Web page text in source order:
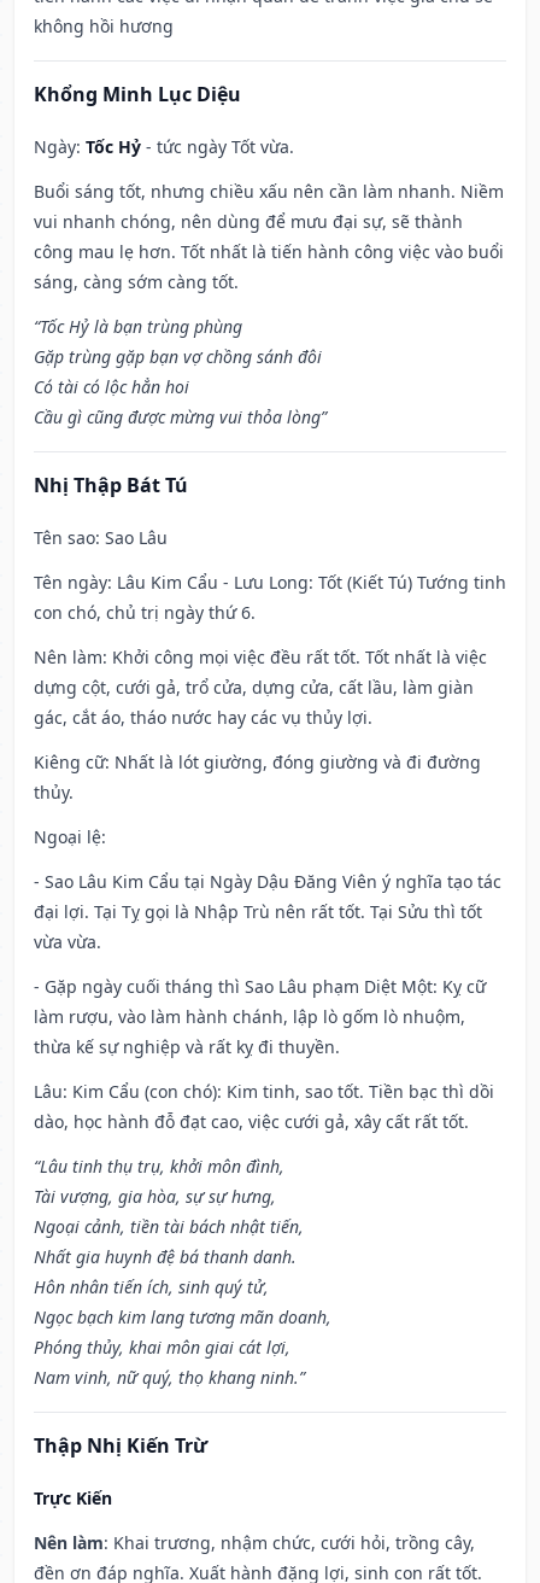
không hồi hương
Khổng Minh Lục Diệu
Ngày: Tốc Hỷ - tức ngày Tốt vừa.
Buổi sáng tốt, nhưng chiều xấu nên cần làm nhanh. Niềm
vui nhanh chóng, nên dùng để mưu đại sự, sẽ thành
công mau lẹ hơn. Tốt nhất là tiến hành công việc vào buổi
sáng, càng sớm càng tốt.
“Tốc Hỷ là bạn trùng phùng
Gặp trùng gặp bạn vợ chồng sánh đôi
Có tài có lộc hẳn hoi
Cầu gì cũng được mừng vui thỏa lòng”
Nhị Thập Bát Tú
Tên sao: Sao Lâu
Tên ngày: Lâu Kim Cẩu - Lưu Long: Tốt (Kiết Tú) Tướng tinh
con chó, chủ trị ngày thứ 6.
Nên làm: Khởi công mọi việc đều rất tốt. Tốt nhất là việc
dựng cột, cưới gả, trổ cửa, dựng cửa, cất lầu, làm giàn
gác, cắt áo, tháo nước hay các vụ thủy lợi.
Kiêng cữ: Nhất là lót giường, đóng giường và đi đường
thủy.
Ngoại lệ:
- Sao Lâu Kim Cẩu tại Ngày Dậu Đăng Viên ý nghĩa tạo tác
đại lợi. Tại Tỵ gọi là Nhập Trù nên rất tốt. Tại Sửu thì tốt
vừa vừa.
- Gặp ngày cuối tháng thì Sao Lâu phạm Diệt Một: Kỵ cữ
làm rượu, vào làm hành chánh, lập lò gốm lò nhuộm,
thừa kế sự nghiệp và rất kỵ đi thuyền.
Lâu: Kim Cẩu (con chó): Kim tinh, sao tốt. Tiền bạc thì dồi
dào, học hành đỗ đạt cao, việc cưới gả, xây cất rất tốt.
“Lâu tinh thụ trụ, khởi môn đình,
Tài vượng, gia hòa, sự sự hưng,
Ngoại cảnh, tiền tài bách nhật tiến,
Nhất gia huynh đệ bá thanh danh.
Hôn nhân tiến ích, sinh quý tử,
Ngọc bạch kim lang tương mãn doanh,
Phóng thủy, khai môn giai cát lợi,
Nam vinh, nữ quý, thọ khang ninh.”
Thập Nhị Kiến Trừ
Trực Kiến
Nên làm: Khai trương, nhậm chức, cưới hỏi, trồng cây,
đền ơn đáp nghĩa. Xuất hành đặng lợi, sinh con rất tốt.